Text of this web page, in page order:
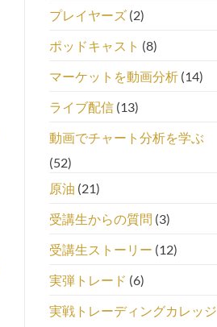
プレイヤーズ(2)
ポッドキャスト (8)
マーケットを動画分析(14)
ライブ配信(13)
動画でチャート分析を学ぶ
(52)
原油 (21)
受講生からの質問 (3)
受講生ストーリー (12)
実弾トレード (6)
実戦トレーディングカレッジ